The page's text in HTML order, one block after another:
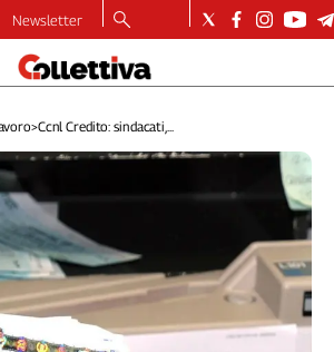
Newsletter
>Ccnl Credito: sindacati,...